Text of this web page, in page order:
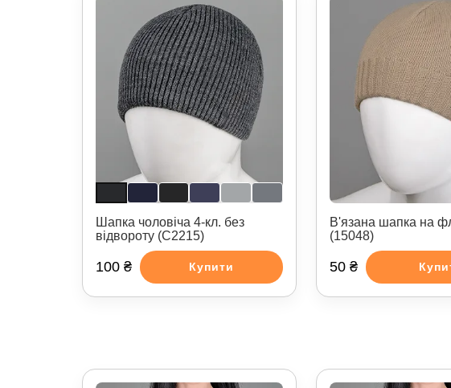
Шапка чоловіча 4-кл. без
відвороту (С2215)
100 ₴ Купити
В'язана шапка на
(15048)
50 ₴